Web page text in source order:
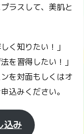
ラスして、美肌と
く知りたい！」
を習得したい！」
を対面もしくはオ
込みください。
込み